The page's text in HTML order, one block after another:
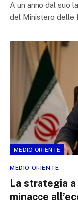
A un anno dal suo
del Ministero delle
MEDIO ORIENTE
MEDIO ORIENTE
La strategia a
minacce